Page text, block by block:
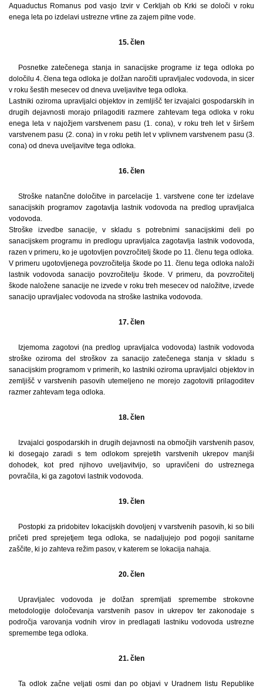
Aquaductus Romanus pod vasjo Izvir v Cerkljah ob Krki se določi v roku
enega leta po izdelavi ustrezne vrtine za zajem pitne vode.
15. člen
Posnetke zatečenega stanja in sanacijske programe iz tega odloka po
določilu 4. člena tega odloka je dolžan naročiti upravljalec vodovoda, in sicer
v roku šestih mesecev od dneva uveljavitve tega odloka.
Lastniki oziroma upravljalci objektov in zemljišč ter izvajalci gospodarskih in
drugih dejavnosti morajo prilagoditi razmere zahtevam tega odloka v roku
enega leta v najožjem varstvenem pasu (1. cona), v roku treh let v širšem
varstvenem pasu (2. cona) in v roku petih let v vplivnem varstvenem pasu (3.
cona) od dneva uveljavitve tega odloka.
16. člen
Stroške natančne določitve in parcelacije 1. varstvene cone ter izdelave
sanacijskih programov zagotavlja lastnik vodovoda na predlog upravljalca
vodovoda.
Stroške izvedbe sanacije, v skladu s potrebnimi sanacijskimi deli po
sanacijskem programu in predlogu upravljalca zagotavlja lastnik vodovoda,
razen v primeru, ko je ugotovljen povzročitelj škode po 11. členu tega odloka.
V primeru ugotovljenega povzročitelja škode po 11. členu tega odloka naloži
lastnik vodovoda sanacijo povzročitelju škode. V primeru, da povzročitelj
škode naložene sanacije ne izvede v roku treh mesecev od naložitve, izvede
sanacijo upravljalec vodovoda na stroške lastnika vodovoda.
17. člen
Izjemoma zagotovi (na predlog upravljalca vodovoda) lastnik vodovoda
stroške oziroma del stroškov za sanacijo zatečenega stanja v skladu s
sanacijskim programom v primerih, ko lastniki oziroma upravljalci objektov in
zemljišč v varstvenih pasovih utemeljeno ne morejo zagotoviti prilagoditev
razmer zahtevam tega odloka.
18. člen
Izvajalci gospodarskih in drugih dejavnosti na območjih varstvenih pasov,
ki dosegajo zaradi s tem odlokom sprejetih varstvenih ukrepov manjši
dohodek, kot pred njihovo uveljavitvijo, so upravičeni do ustreznega
povračila, ki ga zagotovi lastnik vodovoda.
19. člen
Postopki za pridobitev lokacijskih dovoljenj v varstvenih pasovih, ki so bili
pričeti pred sprejetjem tega odloka, se nadaljujejo pod pogoji sanitarne
zaščite, ki jo zahteva režim pasov, v katerem se lokacija nahaja.
20. člen
Upravljalec vodovoda je dolžan spremljati spremembe strokovne
metodologije določevanja varstvenih pasov in ukrepov ter zakonodaje s
področja varovanja vodnih virov in predlagati lastniku vodovoda ustrezne
spremembe tega odloka.
21. člen
Ta odlok začne veljati osmi dan po objavi v Uradnem listu Republike